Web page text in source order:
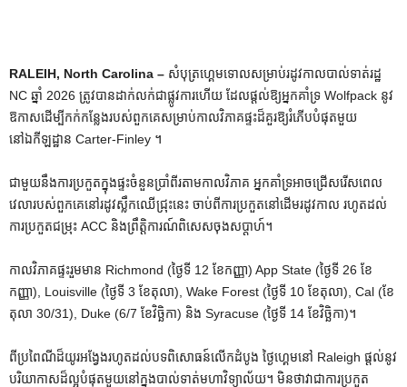
RALEIH, North Carolina – សំបុត្រហ្គេមទោលសម្រាប់រដូវកាលបាល់ទាត់រដ្ឋ
NC ឆ្នាំ 2026 ត្រូវបានដាក់លក់ជាផ្លូវការហើយ ដែលផ្តល់ឱ្យអ្នកគាំទ្រ Wolfpack នូវ
ឱកាសដើម្បីកក់កន្លែងរបស់ពួកគេសម្រាប់កាលវិភាគផ្ទះដ៏គួរឱ្យរំភើបបំផុតមួយ
នៅឯកីឡដ្ឋាន Carter-Finley ។
ជាមួយនឹងការប្រកួតក្នុងផ្ទះចំនួនប្រាំពីរតាមកាលវិភាគ អ្នកគាំទ្រអាចជ្រើសរើសពេល
វេលារបស់ពួកគេនៅរដូវស្លឹកឈើជ្រុះនេះ ចាប់ពីការប្រកួតនៅដើមរដូវកាល រហូតដល់
ការប្រកួតជម្រុះ ACC និងព្រឹត្តិការណ៍ពិសេសចុងសប្តាហ៍។
កាលវិភាគផ្ទះរួមមាន Richmond (ថ្ងៃទី 12 ខែកញ្ញា) App State (ថ្ងៃទី 26 ខែ
កញ្ញា), Louisville (ថ្ងៃទី 3 ខែតុលា), Wake Forest (ថ្ងៃទី 10 ខែតុលា), Cal (ខែ
តុលា 30/31), Duke (6/7 ខែវិច្ឆិកា) និង Syracuse (ថ្ងៃទី 14 ខែវិច្ឆិកា)។
ពីប្រពៃណីដ៏យូរអង្វែងរហូតដល់បទពិសោធន៍លើកដំបូង ថ្ងៃហ្គេមនៅ Raleigh ផ្តល់នូវ
បរិយាកាសដ៏ល្អបំផុតមួយនៅក្នុងបាល់ទាត់មហាវិទ្យាល័យ។ មិនថាវាជាការប្រកួត